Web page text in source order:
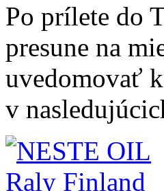
Po prílete do
presune na
uvedomovať
v